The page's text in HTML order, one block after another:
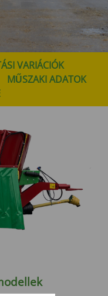
VARIÁCIÓK
MŰSZAKI ADATOK